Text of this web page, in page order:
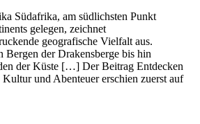
Südafrika, a‬m südlichsten Punkt
gelegen, zeichnet
geografische Vielfalt aus.
Bergen d‬er Drakensberge b‬is hin
d‬er Küste […] Der Beitrag Entdecken
und Abenteuer erschien zuerst auf